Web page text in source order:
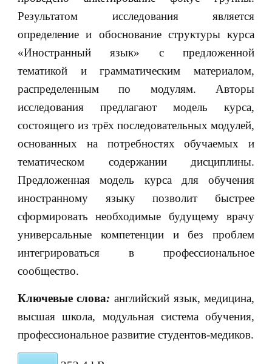
Результатом исследования является
определение и обоснование структуры курса
«Иностранный язык» с предложенной
тематикой и грамматическим материалом,
распределенным по модулям. Авторы
исследования предлагают модель курса,
состоящего из трёх последовательных модулей,
основанных на потребностях обучаемых и
тематическом содержании дисциплины.
Предложенная модель курса для обучения
иностранному языку позволит быстрее
сформировать необходимые будущему врачу
универсальные компетенции и без проблем
интегрироваться в профессиональное
сообщество.
Ключевые слова:английский язык, медицина,
высшая школа, модульная система обучения,
профессиональное развитие студентов-медиков.